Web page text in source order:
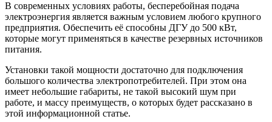
В современных условиях работы, бесперебойная подача
электроэнергия является важным условием любого крупного
предприятия. Обеспечить её способны ДГУ до 500 кВт,
которые могут применяться в качестве резервных источников
питания.
Установки такой мощности достаточно для подключения
большого количества электропотребителей. При этом она
имеет небольшие габариты, не такой высокий шум при
работе, и массу преимуществ, о которых будет рассказано в
этой информационной статье.